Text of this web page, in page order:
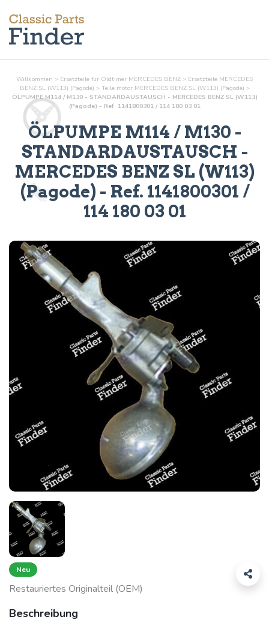
Willkommen > Ersatzteile für Oldtimer MERCEDES BENZ > Ersatzteile MERCEDES
BENZ SL (W113) (Pagode) > Teile motorMERCEDES BENZ SL (W113) (Pagode) >
ÖLPUMPE M114 / M130 - STANDARDAUSTAUSCH - MERCEDES BENZ SL (W113)
(Pagode) - Ref. 1141800301 / 114 180 03 01
ÖLPUMPE M114 / M130 -
STANDARDAUSTAUSCH -
MERCEDES BENZ SL (W113)
(Pagode) - Ref. 1141800301 /
114 180 03 01
Neu
Restauriertes Originalteil (OEM)
Beschreibung